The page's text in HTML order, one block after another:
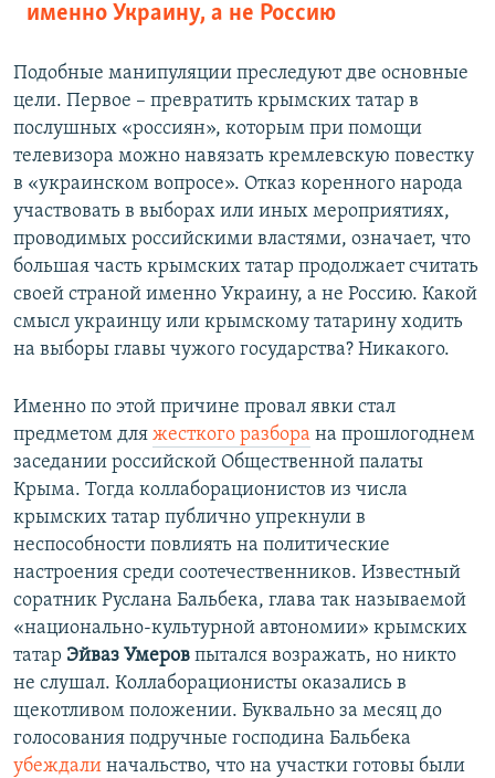
именно Украину, а не Россию
Подобные манипуляции преследуют две основные
цели. Первое – превратить крымских татар в
послушных «россиян», которым при помощи
телевизора можно навязать кремлевскую повестку
в «украинском вопросе». Отказ коренного народа
участвовать в выборах или иных мероприятиях,
проводимых российскими властями, означает, что
большая часть крымских татар продолжает считать
своей страной именно Украину, а не Россию. Какой
смысл украинцу или крымскому татарину ходить
на выборы главы чужого государства? Никакого.
Именно по этой причине провал явки стал
предметом для жесткого разбора на прошлогоднем
заседании российской Общественной палаты
Крыма. Тогда коллаборационистов из числа
крымских татар публично упрекнули в
неспособности повлиять на политические
настроения среди соотечественников. Известный
соратник Руслана Бальбека, глава так называемой
«национально-культурной автономии» крымских
татар Эйваз Умеров пытался возражать, но никто
не слушал. Коллаборационисты оказались в
щекотливом положении. Буквально за месяц до
голосования подручные господина Бальбека
убеждали начальство, что на участки готовы были